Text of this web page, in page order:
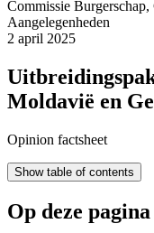
Commissie
Aangelegenheden
2 april 2025
Moldavië en
Opinion factsheet
Show table of contents
Op deze pagina